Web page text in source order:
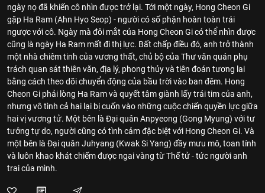
ngày nọ đã khiến cô nhìn được trở lại. Tới một ngày, Hong Cheon Gi
gặp Ha Ram (Ahn Hyo Seop) - người có số phận hoàn toàn trái
ngược với cô. Ngày mà đôi mắt của Hong Cheon Gi có thể nhìn được
cũng là ngày Ha Ram mất đi thị lực. Bất chấp điều đó, anh trở thành
một nhà chiêm tinh của vương thất, chủ bộ của Thư văn quán phụ
trách quan sát thiên văn, địa lý, phong thủy và tiên đoán tương lai
bằng cách theo dõi chuyển động của bầu trời vào ban đêm. Hong
Cheon Gi phải lòng Ha Ram và quyết tâm giành lấy trái tim của anh,
nhưng vô tình cả hai lại bị cuốn vào những cuộc chiến quyền lực giữa
hai vị vương tử. Một bên là Đại quân Anpyeong (Gong Myung) với tư
tưởng tự do, người cũng có tình cảm đặc biệt với Hong Cheon Gi. Và
một bên là Đại quân Juhyang (Kwak Si Yang) đầy mưu mô, toan tính
và luôn khao khát chiếm được ngai vàng từ Thế tử - tức người anh
trai của mình.